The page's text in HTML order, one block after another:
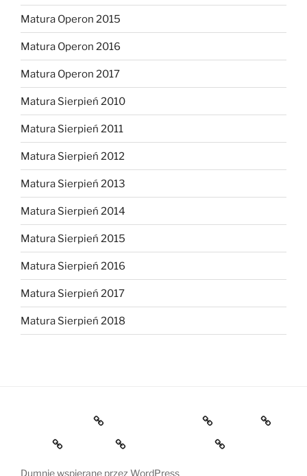
Matura Operon 2015
Matura Operon 2016
Matura Operon 2017
Matura Sierpień 2010
Matura Sierpień 2011
Matura Sierpień 2012
Matura Sierpień 2013
Matura Sierpień 2014
Matura Sierpień 2015
Matura Sierpień 2016
Matura Sierpień 2017
Matura Sierpień 2018
Strona główna Dlaczego warto?
O mnie
Opinie
Kontakt Chce dołączyć!
Dumnie wspierane przez WordPress